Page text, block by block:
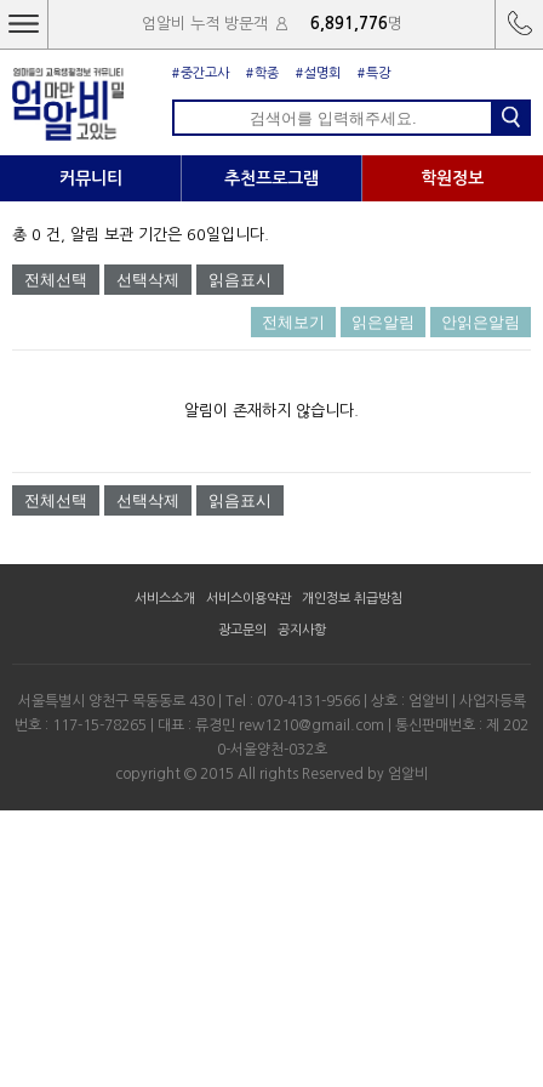
엄알비 누적 방문객 6,891,776명
#중간고사 #학종 #설명회 #특강
커뮤니티 추천프로그램 학원정보
총 0 건, 알림 보관 기간은 60일입니다.
전체선택
전체보기 읽은알림 안읽은알림
알림이 존재하지 않습니다.
전체선택
서비스소개 서비스이용약관 개인정보 취급방침
광고문의 공지사항
서울특별시 양천구 목동동로 430 | Tel : 070-4131-9566 | 상호 : 엄알비 | 사업자등록
번호 : 117-15-78265 | 대표 : 류경민 rew1210@gmail.com | 통신판매번호 : 제 202
0-서울양천-032호
copyright © 2015 All rights Reserved by 엄알비